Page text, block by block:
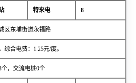
特来电 8
区东埔街道永福路
综合电费：1.25元/度。
个，交流电桩0个